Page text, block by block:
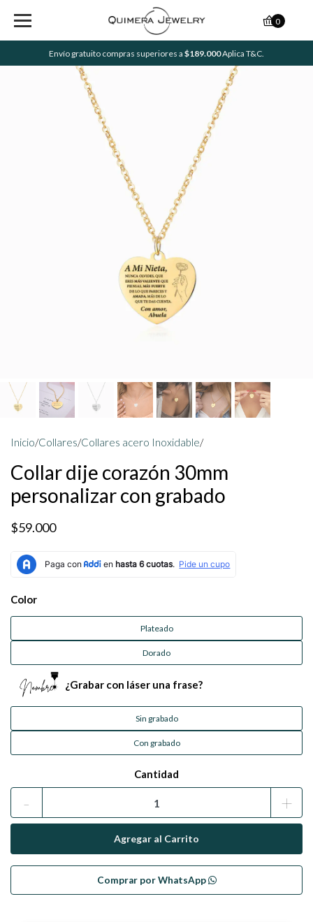
Envío gratuito compras superiores a $189.000Aplica T&C.
0
Inicio/Collares/Collares acero Inoxidable/
Collar dije corazón 30mm
personalizar con grabado
$59.000
Color
Plateado
Dorado
¿Grabar con láser una frase?
Sin grabado
Con grabado
Cantidad
- +
Comprar por WhatsApp